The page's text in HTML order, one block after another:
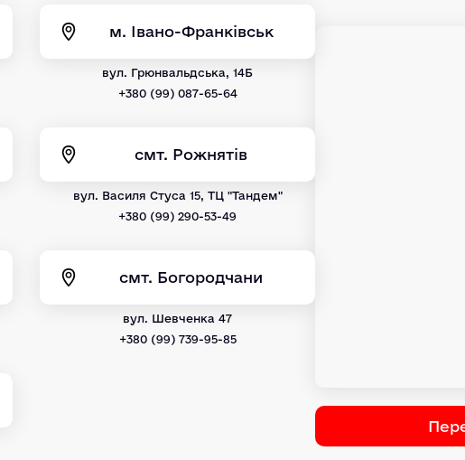
м. Івано-Франківськ
вул. Грюнвальдська, 14Б
+380 (99) 087-65-64
смт. Рожнятів
вул. Василя Стуса 15, ТЦ "Тандем"
+380 (99) 290-53-49
смт. Богородчани
вул. Шевченка 47
+380 (99) 739-95-85